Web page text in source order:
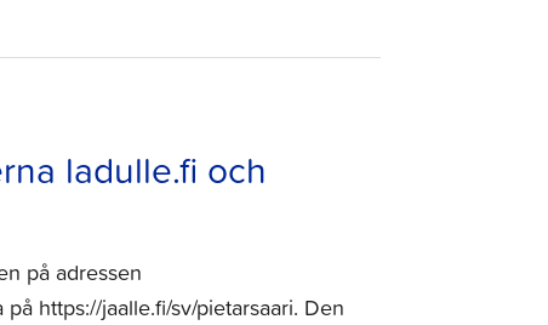
ladulle.fi och
på adressen
https://jaalle.fi/sv/pietarsaari. Den